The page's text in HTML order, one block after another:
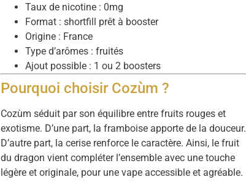
Taux de nicotine : 0mg
Format : shortfill prêt à booster
Origine : France
Type d’arômes : fruités
Ajout possible : 1 ou 2 boosters
Pourquoi choisir Cozùm ?
Cozùm séduit par son équilibre entre fruits rouges et
exotisme. D’une part, la framboise apporte de la douceur.
D’autre part, la cerise renforce le caractère. Ainsi, le fruit
du dragon vient compléter l’ensemble avec une touche
légère et originale, pour une vape accessible et agréable.